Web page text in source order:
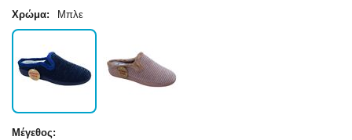
Χρώμα: Μπλε
Μέγεθος: